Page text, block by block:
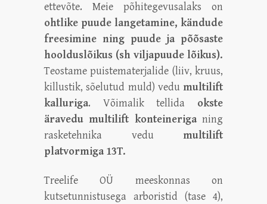
ettevõte. Meie põhitegevusalaks on
ohtlike puude langetamine, kändude
freesimine ning puude ja põõsaste
hoolduslõikus (sh viljapuude lõikus).
Teostame puistematerjalide (liiv, kruus,
killustik, sõelutud muld) vedu multilift
kalluriga. Võimalik tellida okste
äravedu multilift konteineriga ning
rasketehnika vedu multilift
platvormiga 13T.
Treelife OÜ meeskonnas on
kutsetunnistusega arboristid (tase 4),